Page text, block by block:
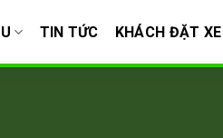
TIN TỨC KHÁCH ĐẶT XE